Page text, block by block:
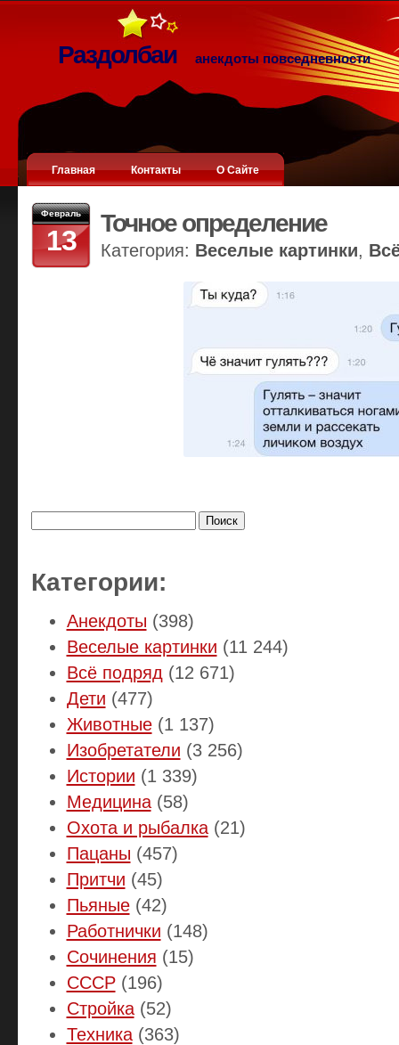
Раздолбаи анекдоты повседневности
Главная Контакты О Сайте
Февраль
13
Точное определение
Категория: Веселые картинки,
Категории:
Анекдоты (398)
Веселые картинки (11 244)
Всё подряд (12 671)
Дети (477)
Животные(1 137)
Изобретатели (3 256)
Истории (1 339)
Медицина(58)
Охота и рыбалка(21)
Пацаны (457)
Притчи (45)
Пьяные(42)
Работнички (148)
Сочинения (15)
СССР(196)
Стройка(52)
Техника(363)